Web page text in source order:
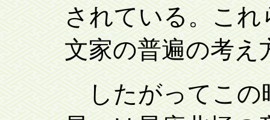
されている。こ
文家の普遍の考え
したがってこの